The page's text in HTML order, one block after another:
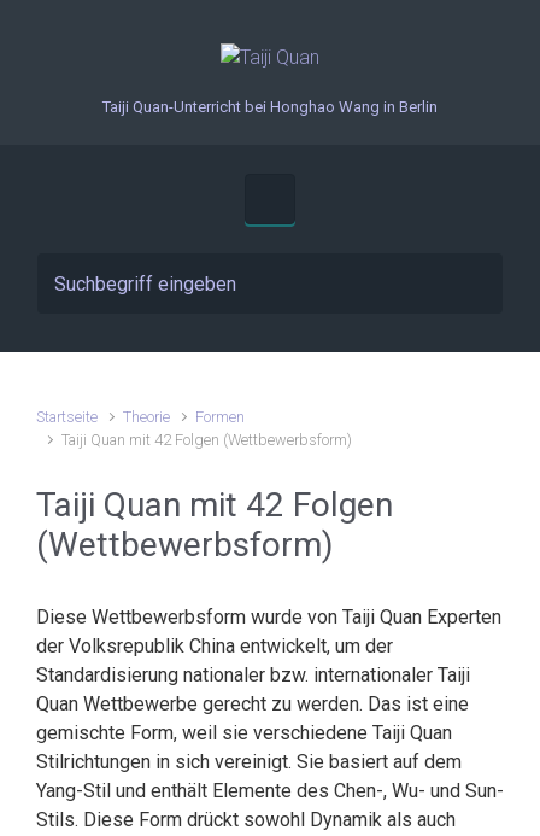
Taiji Quan-Unterricht bei Honghao Wang in Berlin
Startseite Theorie
Formen
Taiji Quan mit 42 Folgen (Wettbewerbsform)
Taiji Quan mit 42 Folgen
(Wettbewerbsform)
Diese Wettbewerbsform wurde von Taiji Quan Experten
der Volksrepublik China entwickelt, um der
Standardisierung nationaler bzw. internationaler Taiji
Quan Wettbewerbe gerecht zu werden. Das ist eine
gemischte Form, weil sie verschiedene Taiji Quan
Stilrichtungen in sich vereinigt. Sie basiert auf dem
Yang-Stil und enthält Elemente des Chen-, Wu- und Sun-
Stils. Diese Form drückt sowohl Dynamik als auch